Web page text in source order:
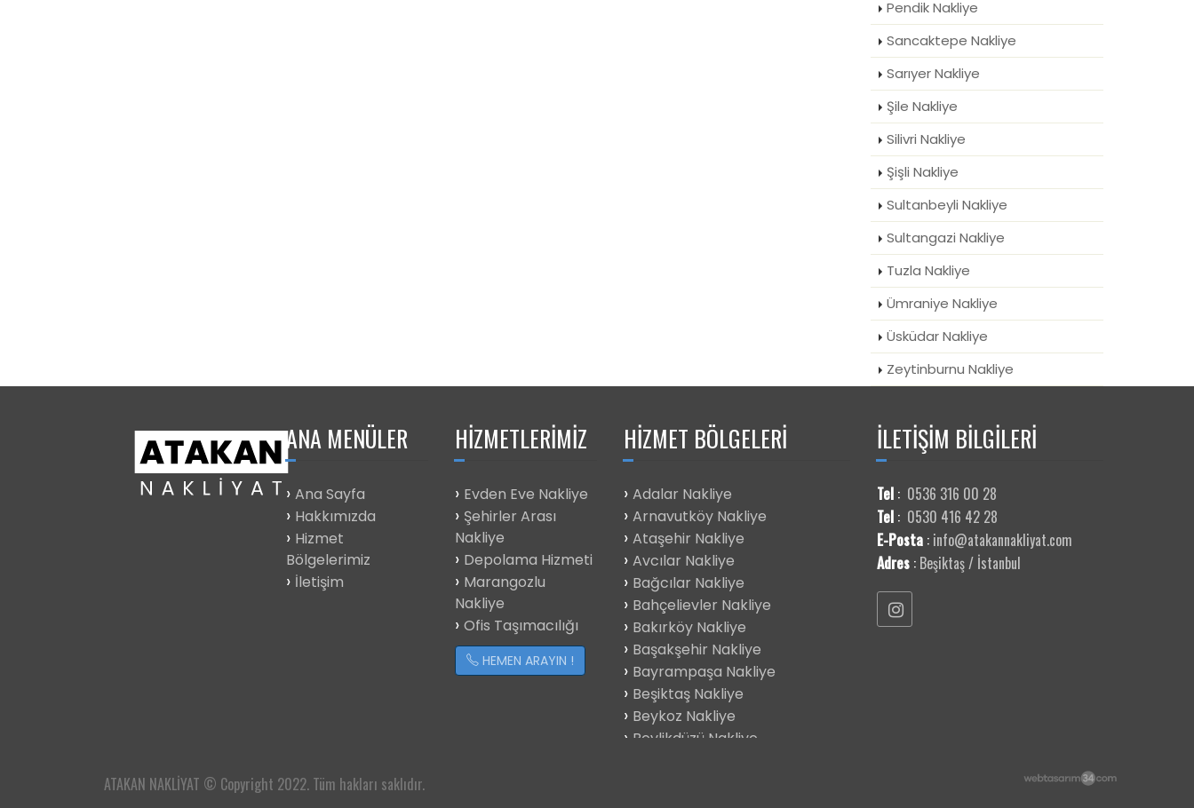
Pendik Nakliye
Sancaktepe Nakliye
Sarıyer Nakliye
Şile Nakliye
Silivri Nakliye
Şişli Nakliye
Sultanbeyli Nakliye
Sultangazi Nakliye
Tuzla Nakliye
Ümraniye Nakliye
Üsküdar Nakliye
Zeytinburnu Nakliye
ANA MENÜLER
Ana Sayfa
Hakkımızda
Hizmet
Bölgelerimiz
İletişim
HIZMETLERIMIZ
Evden Eve Nakliye
Şehirler Arası
Nakliye
Depolama Hizmeti
Marangozlu
Nakliye
Ofis Taşımacılığı
HEMEN ARAYIN !
HIZMET BÖLGELERI
Adalar Nakliye
Arnavutköy Nakliye
Ataşehir Nakliye
Avcılar Nakliye
Bağcılar Nakliye
Bahçelievler Nakliye
Bakırköy Nakliye
Başakşehir Nakliye
Bayrampaşa Nakliye
Beşiktaş Nakliye
Beykoz Nakliye
Beylikdüzü Nakliye
İLETİŞİM BİLGİLERİ
Tel : 0536 316 00 28
Tel : 0530 416 42 28
E-Posta : info@atakannakliyat.com
Adres : Beşiktaş / İstanbul
ATAKAN NAKLİYAT © Copyright 2022. Tüm hakları saklıdır.